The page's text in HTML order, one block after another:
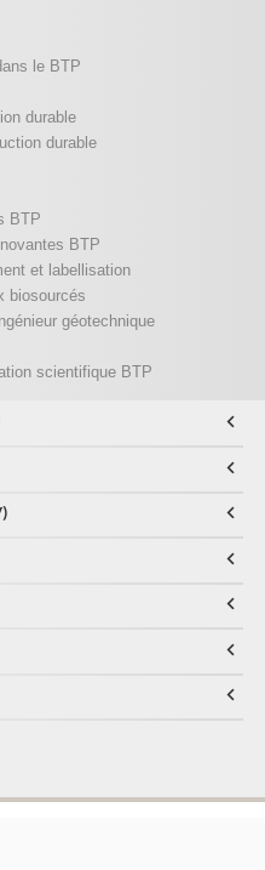
le BTP
durable
durable
BTP
BTP
et labellisation
biosourcés
géotechnique
scientifique BTP